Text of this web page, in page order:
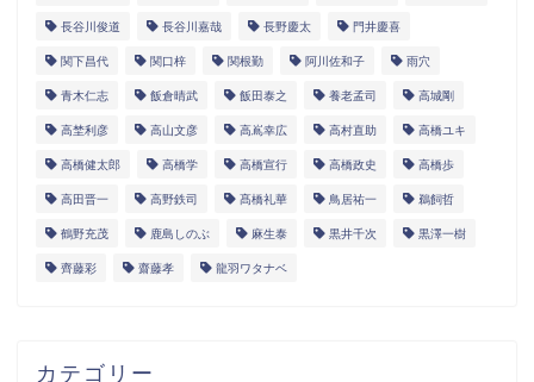
長谷川俊道 長谷川嘉哉 長野慶太 門井慶喜
関下昌代 関口梓 関根勤 阿川佐和子 雨穴
青木仁志 飯倉晴武 飯田泰之 養老孟司 高城剛
高埜利彦 高山文彦 高嶌幸広 高村直助 高橋ユキ
高橋健太郎 高橋学 高橋宣行 高橋政史 高橋歩
高田晋一 高野鉄司 髙橋礼華 鳥居祐一 鵜飼哲
鶴野充茂 鹿島しのぶ 麻生泰 黒井千次 黒澤一樹
齊藤彩 齋藤孝 龍羽ワタナベ
カテゴリー